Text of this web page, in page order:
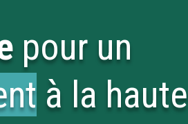
pour un
à la